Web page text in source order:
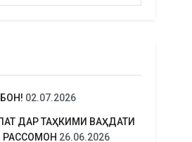
02.07.2026
ДАР ТАҲКИМИ ВАҲДАТИ
РАССОМОН 26.06.2026